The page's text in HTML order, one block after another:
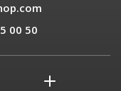
00 50